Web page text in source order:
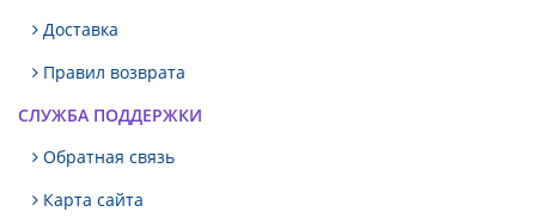
Доставка
Правил возврата
СЛУЖБА ПОДДЕРЖКИ
Обратная связь
Карта сайта